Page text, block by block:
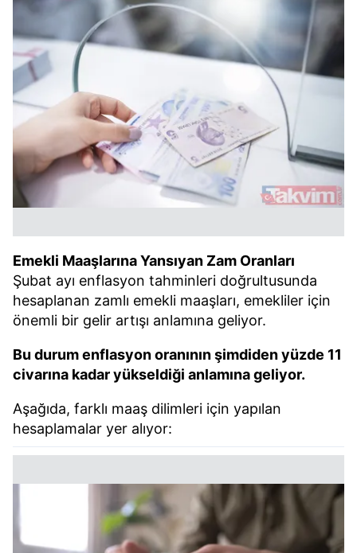
Emekli Maaşlarına Yansıyan Zam Oranları
Şubat ayı enflasyon tahminleri doğrultusunda
hesaplanan zamlı emekli maaşları, emekliler için
önemli bir gelir artışı anlamına geliyor.
Bu durum enflasyon oranının şimdiden yüzde 11
civarına kadar yükseldiği anlamına geliyor.
Aşağıda, farklı maaş dilimleri için yapılan
hesaplamalar yer alıyor: